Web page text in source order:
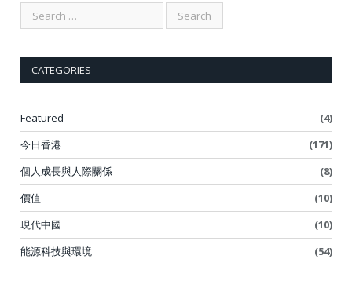
CATEGORIES
Featured
(4)
今日香港
(171)
個人成長與人際關係
(8)
價值
(10)
現代中國
(10)
能源科技與環境
(54)